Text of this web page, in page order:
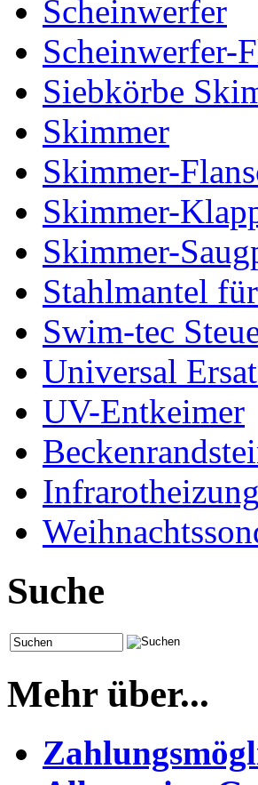
Scheinwerfer
Scheinwerfer-
Siebkörbe
Skimmer
Skimmer-
Skimmer-
Skimmer-
Stahlmantel
Swim-tec
Universal
UV-Entkeimer
Infrarotheizung
Suche
Mehr über...